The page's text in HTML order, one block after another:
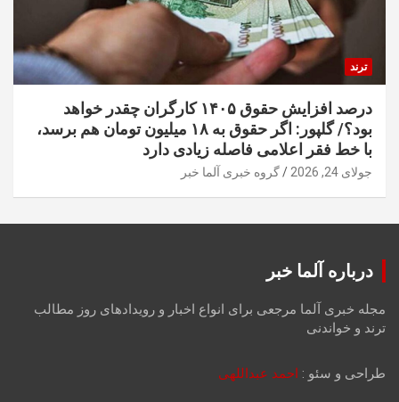
ترند
درصد افزایش حقوق ۱۴۰۵ کارگران چقدر خواهد
بود؟/ گلپور: اگر حقوق به ۱۸ میلیون تومان هم برسد،
با خط فقر اعلامی فاصله زیادی دارد
جولای 24, 2026 گروه خبری آلما خبر
درباره آلما خبر
مجله خبری آلما مرجعی برای انواع اخبار و رویدادهای روز مطالب
ترند و خواندنی
طراحی و سئو : احمد عبداللهی